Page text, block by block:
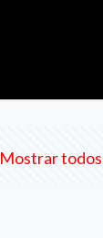
Mostrar todos